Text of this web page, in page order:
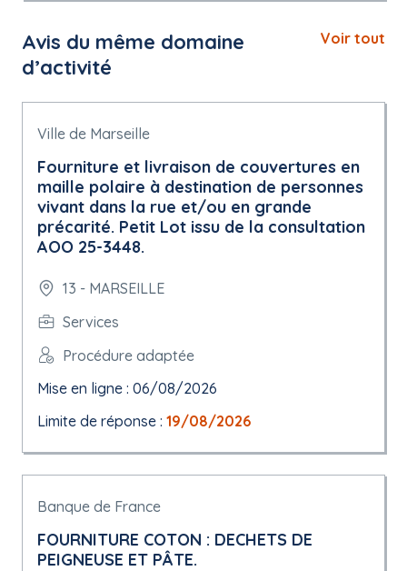
Avis du même domaine
d’activité
Voir tout
Ville de Marseille
Fourniture et livraison de couvertures en
maille polaire à destination de personnes
vivant dans la rue et/ou en grande
précarité. Petit Lot issu de la consultation
AOO 25-3448.
13 - MARSEILLE
Services
Procédure adaptée
Mise en ligne : 06/08/2026
Limite de réponse : 19/08/2026
Banque de France
FOURNITURE COTON : DECHETS DE
PEIGNEUSE ET PÂTE.